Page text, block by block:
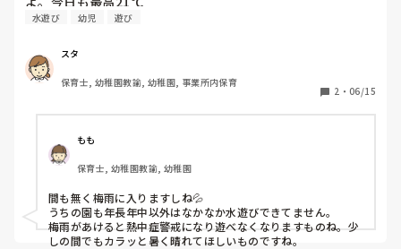
水遊び 幼児 遊び
スタ
保育士, 幼稚園教諭, 幼稚園, 事業所内保育
2 ・ 06/15
もも
保育士, 幼稚園教諭, 幼稚園
間も無く梅雨に入りますしね💦
うちの園も年長年中以外はなかなか水遊びできてません。
梅雨があけると熱中症警戒になり遊べなくなりますものね。少
しの間でもカラッと暑く晴れてほしいものですね。